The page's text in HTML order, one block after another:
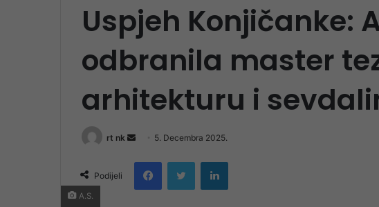
Uspjeh Konjičanke:
odbranila master
arhitekturu i
rt nk
Send
email
5. Decembra 2025.
Podijeli
FacebookTwitter LinkedIn
A.S.